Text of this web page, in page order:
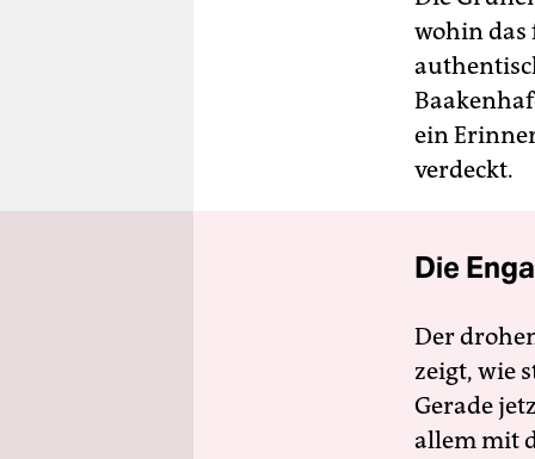
wohin
ein
verdeckt.
Die
Der
zeigt, wie
Gerade
allem mit